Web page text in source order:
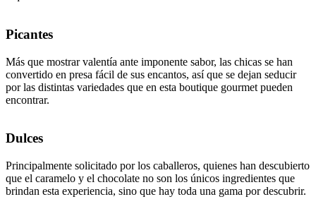
Picantes
Más que mostrar valentía ante imponente sabor, las chicas se han
convertido en presa fácil de sus encantos, así que se dejan seducir
por las distintas variedades que en esta boutique gourmet pueden
encontrar.
Dulces
Principalmente solicitado por los caballeros, quienes han descubierto
que el caramelo y el chocolate no son los únicos ingredientes que
brindan esta experiencia, sino que hay toda una gama por descubrir.